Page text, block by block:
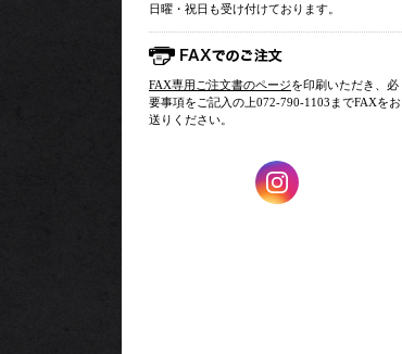
日曜・祝日も受け付けております。
FAX専用ご注文書のページを印刷いただき、必
要事項をご記入の上072-790-1103までFAXをお
送りください。